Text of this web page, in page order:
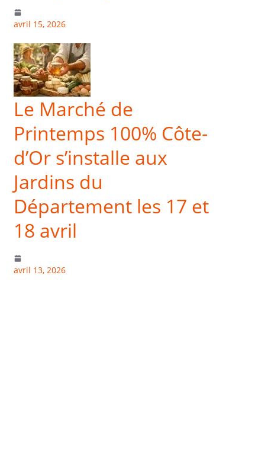
avril 15, 2026
Le Marché de
Printemps 100% Côte-
d’Or s’installe aux
Jardins du
Département les 17 et
18 avril
avril 13, 2026